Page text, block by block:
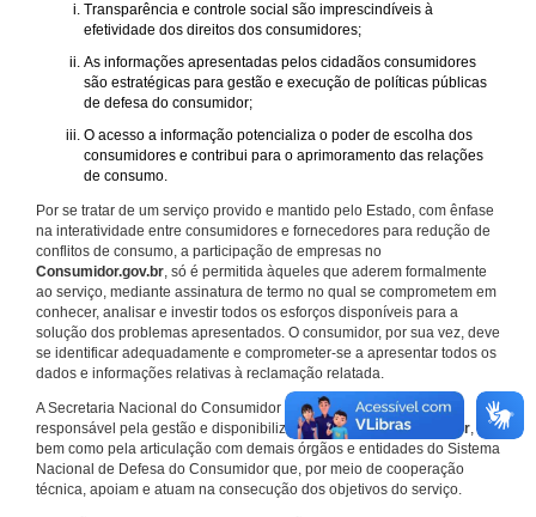
Transparência e controle social são imprescindíveis à
efetividade dos direitos dos consumidores;
As informações apresentadas pelos cidadãos consumidores
são estratégicas para gestão e execução de políticas públicas
de defesa do consumidor;
O acesso a informação potencializa o poder de escolha dos
consumidores e contribui para o aprimoramento das relações
de consumo.
Por se tratar de um serviço provido e mantido pelo Estado, com ênfase
na interatividade entre consumidores e fornecedores para redução de
conflitos de consumo, a participação de empresas no
Consumidor.gov.br, só é permitida àqueles que aderem formalmente
ao serviço, mediante assinatura de termo no qual se comprometem em
conhecer, analisar e investir todos os esforços disponíveis para a
solução dos problemas apresentados. O consumidor, por sua vez, deve
se identificar adequadamente e comprometer-se a apresentar todos os
dados e informações relativas à reclamação relatada.
A Secretaria Nacional do Consumidor do Ministério da Justiça é a
responsável pela gestão e disponibilização doConsumidor.gov.br,
bem como pela articulação com demais órgãos e entidades do Sistema
Nacional de Defesa do Consumidor que, por meio de cooperação
técnica, apoiam e atuam na consecução dos objetivos do serviço.